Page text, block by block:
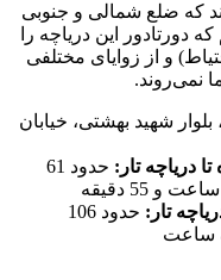
که ضلع شمالی و جنوبی
دورتادور این دریاچه را
و از زوایای مختلفی
نمی‌روند.
بلوار شهید بهشتی، خیابان
دریاچه تار:
حدود 61
55 دقیقه
تار:
حدود 106
ساعت